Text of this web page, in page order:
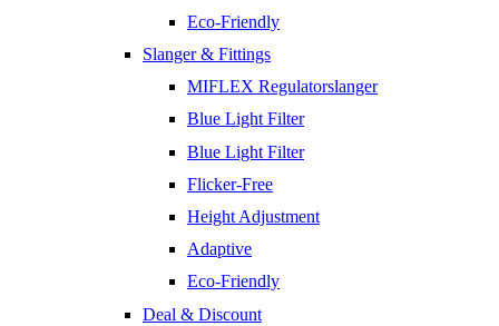
Eco-Friendly
Slanger & Fittings
MIFLEX Regulatorslanger
Blue Light Filter
Blue Light Filter
Flicker-Free
Height Adjustment
Adaptive
Eco-Friendly
Deal & Discount